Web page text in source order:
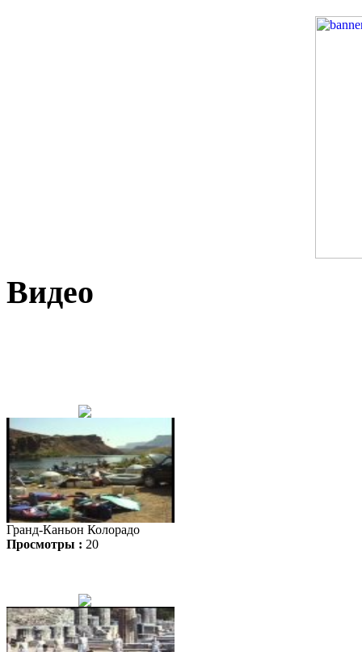
Видео
Гранд-Каньон Колорадо
Просмотры : 20